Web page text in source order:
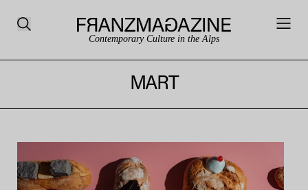
Contemporary Culture in the Alps
MART